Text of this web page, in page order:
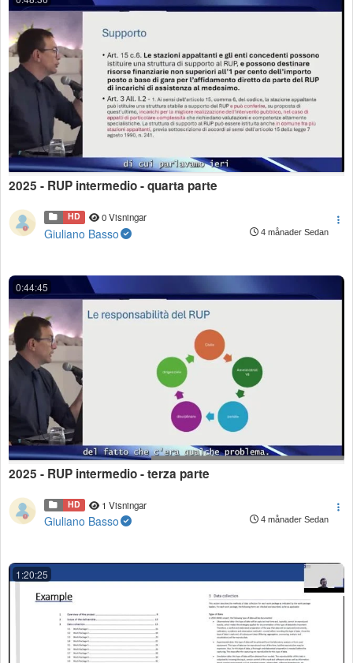
2025 - RUP intermedio - quarta parte
HD 0 Visningar
Giuliano Basso 4 månader Sedan
0:44:45
2025 - RUP intermedio - terza parte
HD 1 Visningar
Giuliano Basso 4 månader Sedan
1:20:25